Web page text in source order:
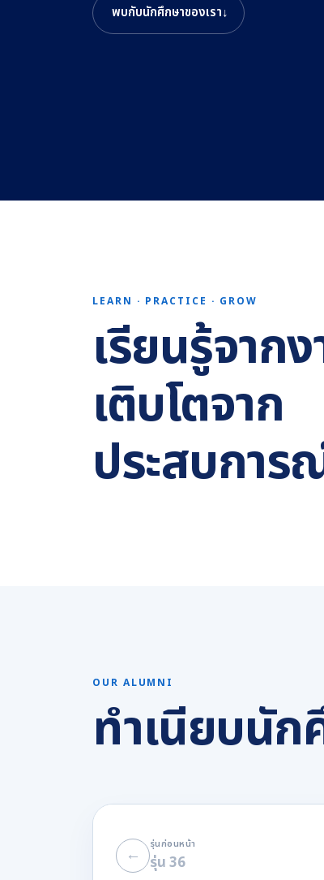
พบกับนักศึกษาของเรา↓
LEARN · PRACTICE · GROW
เรียนรู้จาก
เติบโตจาก
ประสบการ
OUR ALUMNI
ทำเนียบนั
← รุ่นก่อนหน้า
รุ่น 36